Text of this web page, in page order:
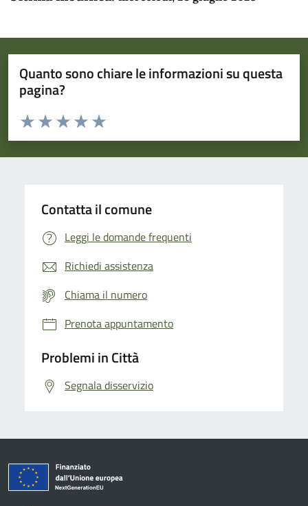
Quanto sono chiare le informazioni su questa
pagina?
Domanda
Valuta da 1 a 5 stelle la pagina
Valuta 5 stelle su 5
Valuta 4 stelle su 5
Valuta 3 stelle su 5
Valuta 2 stelle su 5
Valuta 1 stelle su 5
Contatta il comune
Leggi le domande frequenti
Richiedi assistenza
Chiama il numero
Prenota appuntamento
Problemi in Città
Segnala disservizio